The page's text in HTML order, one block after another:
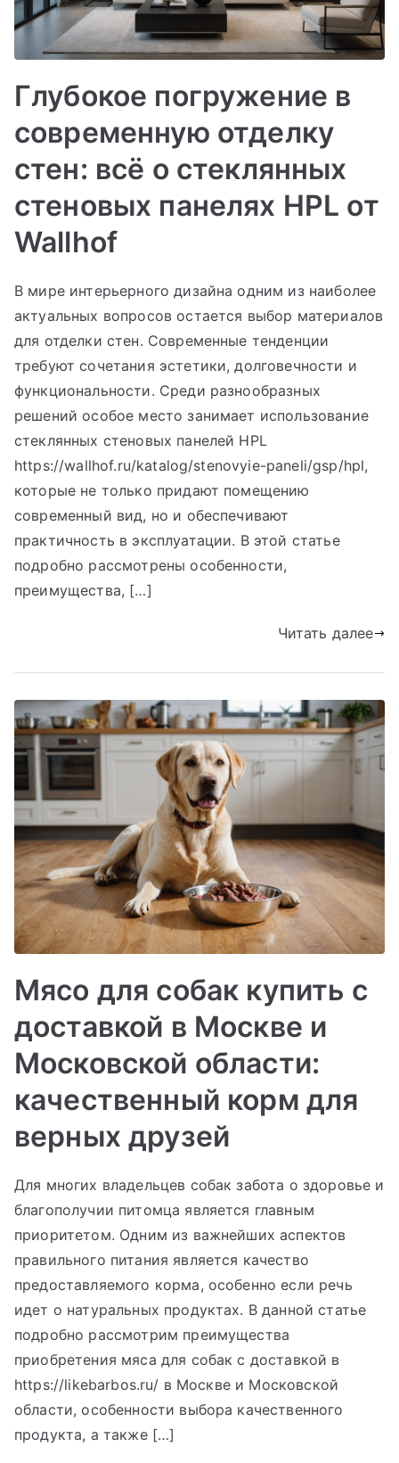
Глубокое погружение в
современную отделку
стен: всё о стеклянных
стеновых панелях HPL от
Wallhof
В мире интерьерного дизайна одним из наиболее
актуальных вопросов остается выбор материалов
для отделки стен. Современные тенденции
требуют сочетания эстетики, долговечности и
функциональности. Среди разнообразных
решений особое место занимает использование
стеклянных стеновых панелей HPL
https://wallhof.ru/katalog/stenovyie-paneli/gsp/hpl,
которые не только придают помещению
современный вид, но и обеспечивают
практичность в эксплуатации. В этой статье
подробно рассмотрены особенности,
преимущества, […]
Читать далее
Мясо для собак купить с
доставкой в Москве и
Московской области:
качественный корм для
верных друзей
Для многих владельцев собак забота о здоровье и
благополучии питомца является главным
приоритетом. Одним из важнейших аспектов
правильного питания является качество
предоставляемого корма, особенно если речь
идет о натуральных продуктах. В данной статье
подробно рассмотрим преимущества
приобретения мяса для собак с доставкой в
https://likebarbos.ru/ в Москве и Московской
области, особенности выбора качественного
продукта, а также […]